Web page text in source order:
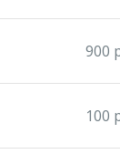
900
100